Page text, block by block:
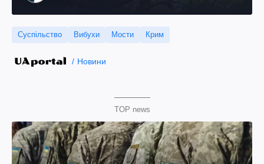
Суспільство Вибухи Мости Крим
Новини
TOP news